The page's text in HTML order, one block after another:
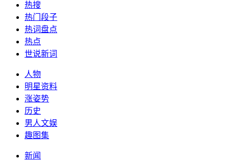
热搜
热门段子
热词盘点
热点
世说新词
人物
明星资料
涨姿势
历史
男人文娱
趣图集
新闻